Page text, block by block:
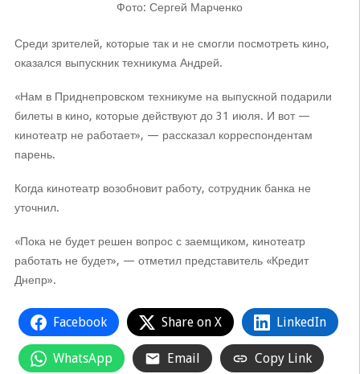
Фото: Сергей Марченко
Среди зрителей, которые так и не смогли посмотреть кино,
оказался выпускник техникума Андрей.
«Нам в Приднепровском техникуме на выпускной подарили
билеты в кино, которые действуют до 31 июля. И вот —
кинотеатр не работает», — рассказал корреспондентам
парень.
Когда кинотеатр возобновит работу, сотрудник банка не
уточнил.
«Пока не будет решен вопрос с заемщиком, кинотеатр
работать не будет», — отметил представитель «Кредит
Днепр».
Facebook Share on X LinkedIn
WhatsApp Email Copy Link